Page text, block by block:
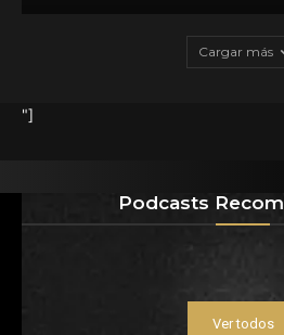
Cargar más
"]
Podcasts
Ver todos